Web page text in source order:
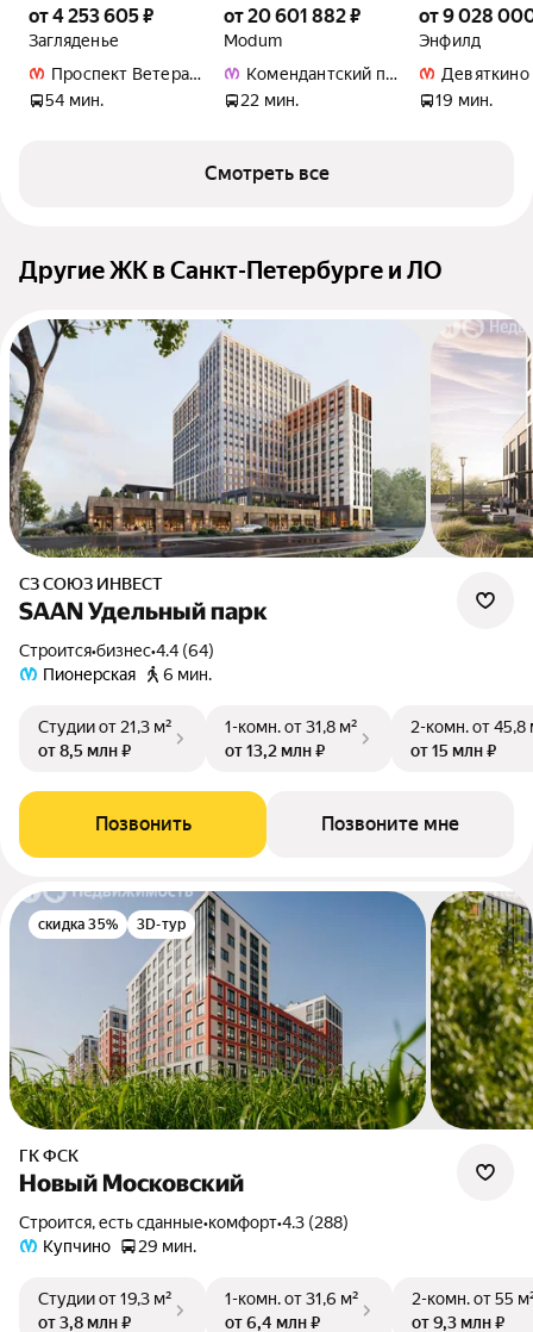
от 4 253 605 ₽
Загляденье
Проспект Ветеранов
54 мин.
от 20 601 882 ₽
Modum
Комендантский проспект
22 мин.
от 9 028
Энфилд
Девяткино
19 мин.
Смотреть все
Другие ЖК в Санкт-Петербурге и ЛО
СЗ СОЮЗ ИНВЕСТ
SAAN Удельный парк
Строится•бизнес•4.4 (64)
Пионерская
6 мин.
Студииот 21,3 м²
от 8,5 млн ₽
1-комн.от 31,8 м²
от 13,2 млн ₽
2-комн.от 45,8
от 15 млн ₽
Позвонить Позвоните мне
скидка 35% 3D-тур
ГК ФСК
Новый Московский
Строится, есть сданные•комфорт•4.3 (288)
Купчино
29 мин.
Студииот 19,3 м²
от 3,8 млн ₽
1-комн.от 31,6 м²
от 6,4 млн ₽
2-комн.от 55
от 9,3 млн ₽